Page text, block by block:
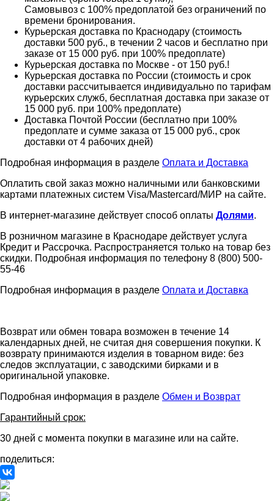
Самовывоз с 100% предоплатой без ограничений по
времени бронирования.
Курьерская доставка по Краснодару (стоимость
доставки 500 руб., в течении 2 часов и бесплатно при
заказе от 15 000 руб. при 100% предоплате)
Курьерская доставка по Москве - от 150 руб.!
Курьерская доставка по России (стоимость и срок
доставки рассчитывается индивидуально по тарифам
курьерских служб, бесплатная доставка при заказе от
15 000 руб. при 100% предоплате)
Доставка Почтой России (бесплатно при 100%
предоплате и сумме заказа от 15 000 руб., срок
доставки от 4 рабочих дней)
Подробная информация в разделе Оплата и Доставка
Оплатить свой заказ можно наличными или банковскими
картами платежных систем Visa/Mastercard/МИР на сайте.
В интернет-магазине действует способ оплаты Долями.
В розничном магазине в Краснодаре действует услуга
Кредит и Рассрочка. Распространяется только на товар без
скидки. Подробная информация по телефону 8 (800) 500-
55-46
Подробная информация в разделе Оплата и Доставка
Возврат или обмен товара возможен в течение 14
календарных дней, не считая дня совершения покупки. К
возврату принимаются изделия в товарном виде: без
следов эксплуатации, с заводскими бирками и в
оригинальной упаковке.
Подробная информация в разделе Обмен и Возврат
Гарантийный срок:
30 дней с момента покупки в магазине или на сайте.
поделиться: